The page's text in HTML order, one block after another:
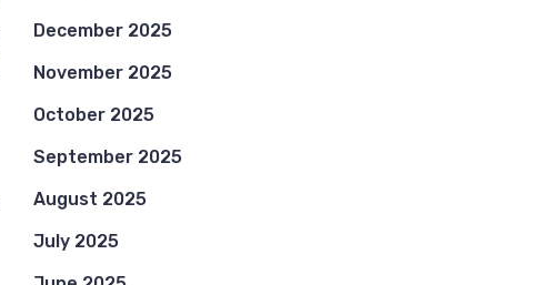
December 2025
November 2025
October 2025
September 2025
August 2025
July 2025